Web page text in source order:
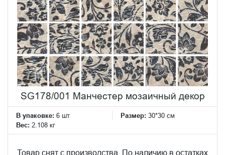
SG178/001 Манчестер мозаичный декор
В упаковке: 6 шт Размер: 30*30 см
Вес: 2.108 кг
Товар снят с производства. По наличию в остатках